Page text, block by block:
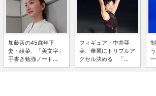
加藤茶の45歳年下
妻・綾菜、「美文字」
手書き勉強ノート...
フィギュア・中井亜
美、華麗にトリプルア
クセル決める 「...